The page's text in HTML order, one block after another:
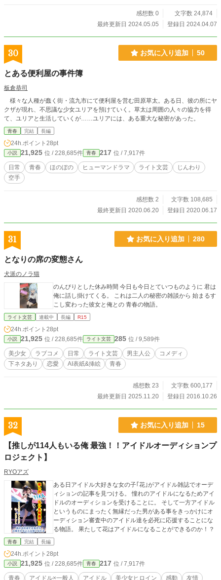
感想数 0
文字数 24,874
最終更新日 2024.05.05
登録日 2024.04.07
30 お気に入り追加 50
とある便利屋の事件簿
板倉恭司
様々な人種が蠢く街・流九市にて便利屋を営む田原草太。ある日、彼の所にヤ
クザが現れ、不思議な少女ユリアを預けていく。草太は周囲の人々の協力を得
て、ユリアと生活していくが……ユリアには、ある重大な秘密があった。
青春 完結 長編
24h.ポイント 28pt
小説 21,925 位 / 228,685件 青春 217 位 / 7,917件
日常 青春 ほのぼの ヒューマンドラマ ライト文芸
じんわり
空手
感想数 2
文字数 108,685
最終更新日 2020.06.20
登録日 2020.06.17
31 お気に入り追加 280
となりの席の変態さん
犬派のノラ猫
のんびりとした休み時間 今日も今日とていつものように 君は
俺に話し掛けてくる。 これは二人の秘密の雑談から 始まるす
こし変わった彼女と俺との 青春の物語。
ライト文芸 連載中 長編 R15
24h.ポイント 28pt
小説 21,925 位 / 228,685件 ライト文芸 285 位 / 9,589件
美少女 ラブコメ 日常 ライト文芸 男主人公
コメディ
下ネタあり
恋愛 AI表紙&挿絵 青春
感想数 23
文字数 600,177
最終更新日 2025.11.20
登録日 2016.10.26
32 お気に入り追加 15
【推しが114人もいる俺 最強！！アイドルオーディションプ
ロジェクト】
RYOアズ
ある日アイドル大好きな女の子｢花｣がアイドル雑誌でオーデ
ィションの記事を見つける。 憧れのアイドルになるためアイ
ドルのオーディションを受けることに。 そして一方アイドル
というものにまったく無縁だった男がある事をきっかけにオ
ーディション審査中のアイドル達を必死に応援することにな
る物語。 果たして花はアイドルになることができるのか！？
青春 完結 長編
24h.ポイント 28pt
小説 21,925 位 / 228,685件 青春 217 位 / 7,917件
青春 アイドル×一般人 アイドル 美少女ヒロイン 感動 友情